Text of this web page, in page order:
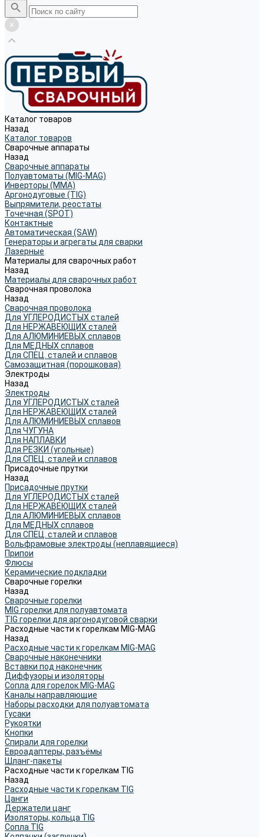
Каталог товаров
Назад
Каталог товаров
Сварочные аппараты
Назад
Сварочные аппараты
Полуавтоматы (MIG-MAG)
Инверторы (MMA)
Аргонодуговые (TIG)
Выпрямители, реостаты
Точечная (SPOT)
Контактные
Автоматическая (SAW)
Генераторы и агрегаты для сварки
Лазерные
Материалы для сварочных работ
Назад
Материалы для сварочных работ
Сварочная проволока
Назад
Сварочная проволока
Для УГЛЕРОДИСТЫХ сталей
Для НЕРЖАВЕЮЩИХ сталей
Для АЛЮМИНИЕВЫХ сплавов
Для МЕДНЫХ сплавов
Для СПЕЦ. сталей и сплавов
Самозащитная (порошковая)
Электроды
Назад
Электроды
Для УГЛЕРОДИСТЫХ сталей
Для НЕРЖАВЕЮЩИХ сталей
Для АЛЮМИНИЕВЫХ сплавов
Для ЧУГУНА
Для НАПЛАВКИ
Для РЕЗКИ (угольные)
Для СПЕЦ. сталей и сплавов
Присадочные прутки
Назад
Присадочные прутки
Для УГЛЕРОДИСТЫХ сталей
Для НЕРЖАВЕЮЩИХ сталей
Для АЛЮМИНИЕВЫХ сплавов
Для МЕДНЫХ сплавов
Для СПЕЦ. сталей и сплавов
Вольфрамовые электроды (неплавящиеся)
Припои
Флюсы
Керамические подкладки
Сварочные горелки
Назад
Сварочные горелки
MIG горелки для полуавтомата
TIG горелки для аргонодуговой сварки
Расходные части к горелкам MIG-MAG
Назад
Расходные части к горелкам MIG-MAG
Сварочные наконечники
Вставки под наконечник
Диффузоры и изоляторы
Сопла для горелок MIG-MAG
Каналы направляющие
Наборы расходки для полуавтомата
Гусаки
Рукоятки
Кнопки
Спирали для горелки
Евроадаптеры, разъёмы
Шланг-пакеты
Расходные части к горелкам TIG
Назад
Расходные части к горелкам TIG
Цанги
Держатели цанг
Изоляторы, кольца TIG
Сопла TIG